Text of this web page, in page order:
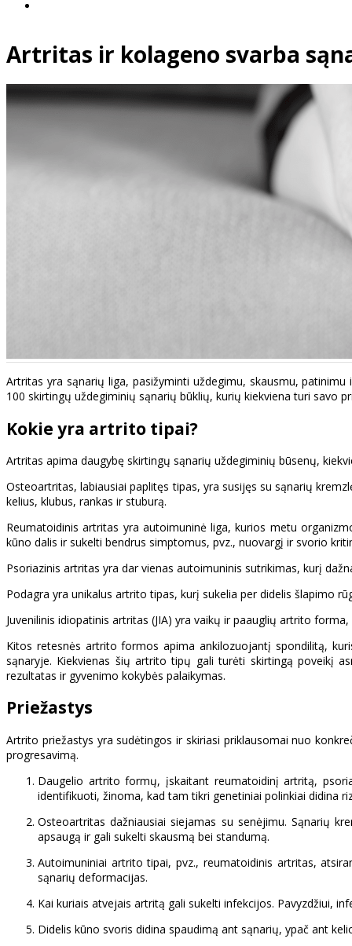
Artritas ir kolageno svarba
Artritas yra sąnarių liga, pasižyminti uždegimu, skausmu,
100 skirtingų uždegiminių sąnarių būklių, kurių kiekviena turi savo
Kokie yra artrito tipai?
Artritas apima daugybę skirtingų sąnarių uždegiminių būsenų,
Osteoartritas, labiausiai paplitęs tipas, yra susijęs su sąnarių
kelius, klubus, rankas ir stuburą.
Reumatoidinis artritas yra autoimuninė liga, kurios metu
kūno dalis ir sukelti bendrus simptomus, pvz., nuovargį ir svorio
Psoriazinis artritas yra dar vienas autoimuninis sutrikimas, kurį
Podagra yra unikalus artrito tipas, kurį sukelia per didelis šlapimo
Juvenilinis idiopatinis artritas (JIA) yra vaikų ir paauglių artrito
Kitos retesnės artrito formos apima ankilozuojantį spondilitą,
sąnaryje. Kiekvienas šių artrito tipų gali turėti skirtingą poveikį
rezultatas ir gyvenimo kokybės palaikymas.
Priežastys
Artrito priežastys yra sudėtingos ir skiriasi priklausomai nuo
progresavimą.
Daugelio artrito formų, įskaitant reumatoidinį artritą,
identifikuoti, žinoma, kad tam tikri genetiniai polinkiai didina
Osteoartritas dažniausiai siejamas su senėjimu. Sąnarių
apsaugą ir gali sukelti skausmą bei standumą.
Autoimuniniai artrito tipai, pvz., reumatoidinis artritas,
sąnarių deformacijas.
Kai kuriais atvejais artritą gali sukelti infekcijos. Pavyzdžiui,
Didelis kūno svoris didina spaudimą ant sąnarių, ypač ant